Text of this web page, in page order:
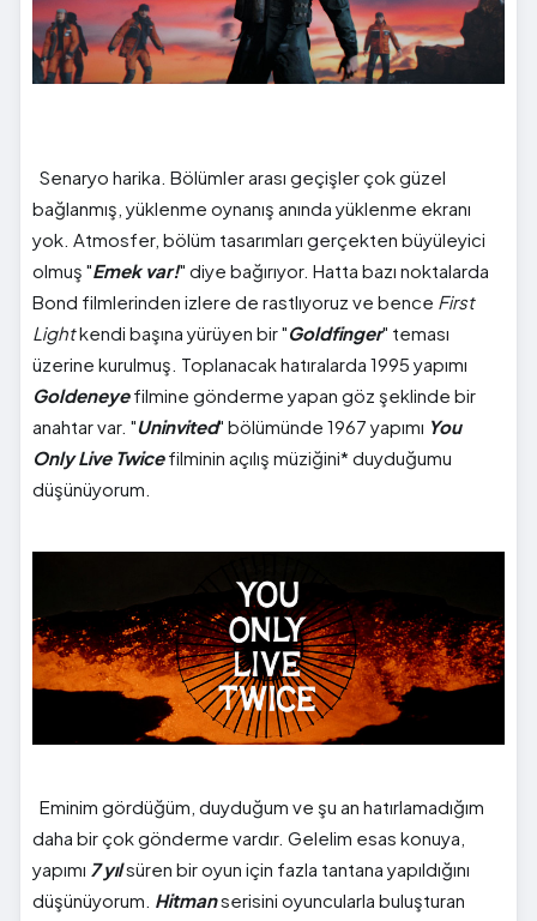
Senaryo harika. Bölümler arası geçişler çok güzel
bağlanmış, yüklenme oynanış anında yüklenme ekranı
yok. Atmosfer, bölüm tasarımları gerçekten büyüleyici
olmuş "Emek var!" diye bağırıyor. Hatta bazı noktalarda
Bond filmlerinden izlere de rastlıyoruz ve bence First
Lightkendi başına yürüyen bir "Goldfinger" teması
üzerine kurulmuş. Toplanacak hatıralarda 1995 yapımı
Goldeneyefilmine gönderme yapan göz şeklinde bir
anahtar var. "Uninvited" bölümünde 1967 yapımı You
Only Live Twicefilminin açılış müziğini* duyduğumu
düşünüyorum.
Eminim gördüğüm, duyduğum ve şu an hatırlamadığım
daha bir çok gönderme vardır. Gelelim esas konuya,
yapımı 7 yılsüren bir oyun için fazla tantana yapıldığını
düşünüyorum. Hitmanserisini oyuncularla buluşturan